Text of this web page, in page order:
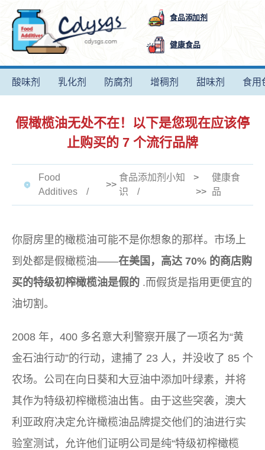
食品添加剂
健康食品
酸味剂 乳化剂 防腐剂 增稠剂 甜味剂 食用
假橄榄油无处不在！以下是您现在应该停
止购买的 7 个流行品牌
Food
Additives
>>
食品添加剂小知
识
>
>>
健康食
品
你厨房里的橄榄油可能不是你想象的那样。市场上
到处都是假橄榄油——在美国，高达 70% 的商店购
买的特级初榨橄榄油是假的 .而假货是指用更便宜的
油切割。
2008 年，400 多名意大利警察开展了一项名为“黄
金石油行动”的行动，逮捕了 23 人，并没收了 85 个
农场。公司在向日葵和大豆油中添加叶绿素，并将
其作为特级初榨橄榄油出售。由于这些突袭，澳大
利亚政府决定允许橄榄油品牌提交他们的油进行实
验室测试，允许他们证明公司是纯“特级初榨橄榄